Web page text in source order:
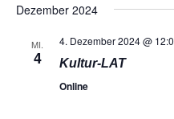
Dezember 2024
MI.
4
4. Dezember 2024 @
Kultur-LAT
Online